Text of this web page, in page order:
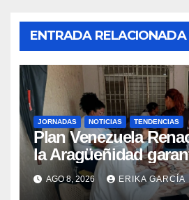
ENTRADA RELACIONADA
JORNADAS NOTICIAS TENDENCIAS
Plan Venezuela
la Aragüeñidad
atención médica
Aragua
AGO 8, 2026 ERIKA GARCÍA